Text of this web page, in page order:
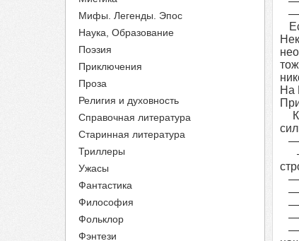
Мифы. Легенды. Эпос
Наука, Образование
Поэзия
Приключения
Проза
Религия и духовность
Справочная литература
Старинная литература
Триллеры
Ужасы
Фантастика
Философия
Фольклор
Фэнтези
—
На
—
—
—
—
—
—
—